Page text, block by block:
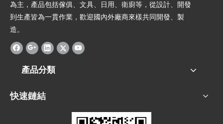
為主，產品包括傢俱、文具、日用、衛廚等，從設計、開發
到生產皆為一貫作業，歡迎國內外廠商來樣共同開發、製
造。
產品分類
快速鏈結